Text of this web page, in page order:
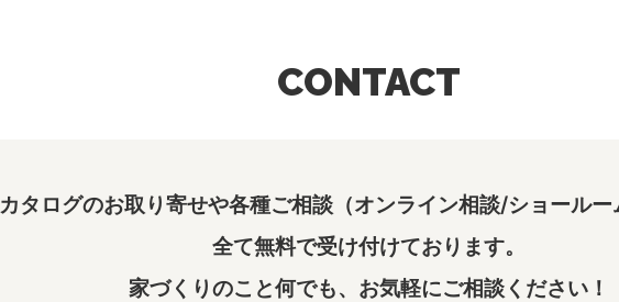
CONTACT
カタログのお取り寄せや各種ご相談（オンライン相談/ショール
全て無料で受け付けております。
家づくりのこと何でも、お気軽にご相談ください！